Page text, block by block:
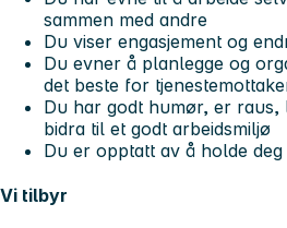
sammen med andre
Du viser engasjement og
Du evner å planlegge og
det beste for
Du har godt humør, er
bidra til et godt arbeidsmiljø
Du er opptatt av å holde
Vi tilbyr